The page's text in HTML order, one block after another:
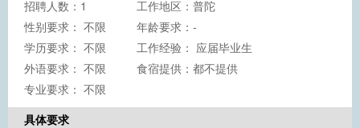
招聘人数：1
工作地区：普陀
性别要求： 不限
年龄要求：-
学历要求： 不限
工作经验： 应届毕业生
外语要求： 不限
食宿提供：都不提供
专业要求： 不限
具体要求